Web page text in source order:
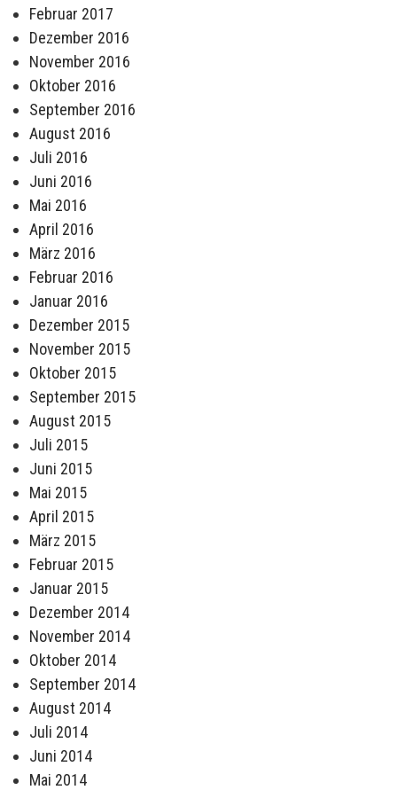
Februar 2017
Dezember 2016
November 2016
Oktober 2016
September 2016
August 2016
Juli 2016
Juni 2016
Mai 2016
April 2016
März 2016
Februar 2016
Januar 2016
Dezember 2015
November 2015
Oktober 2015
September 2015
August 2015
Juli 2015
Juni 2015
Mai 2015
April 2015
März 2015
Februar 2015
Januar 2015
Dezember 2014
November 2014
Oktober 2014
September 2014
August 2014
Juli 2014
Juni 2014
Mai 2014